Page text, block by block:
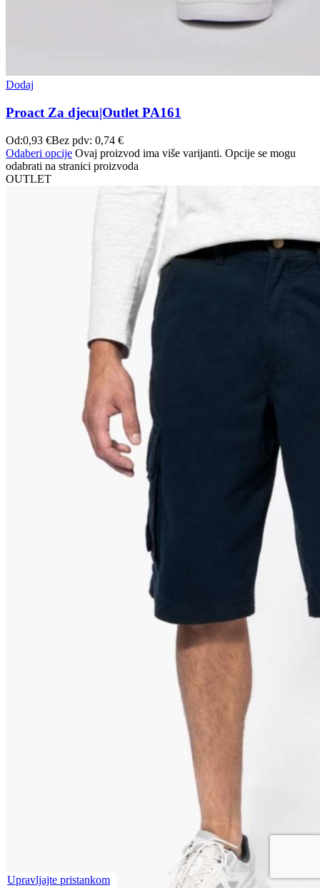
Dodaj
Proact Za djecu|Outlet PA161
Od:0,93 €Bez pdv: 0,74 €
Odaberi opcije Ovaj proizvod ima više varijanti. Opcije se mogu
odabrati na stranici proizvoda
OUTLET
Upravljajte pristankom